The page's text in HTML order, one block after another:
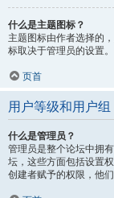
什么是主题图标？
主题图标由作者选择的
标取决于管理员的设置。
页首
用户等级和用户组
什么是管理员？
管理员是整个论坛中拥
坛，这些方面包括设置
创建者赋予的权限，他